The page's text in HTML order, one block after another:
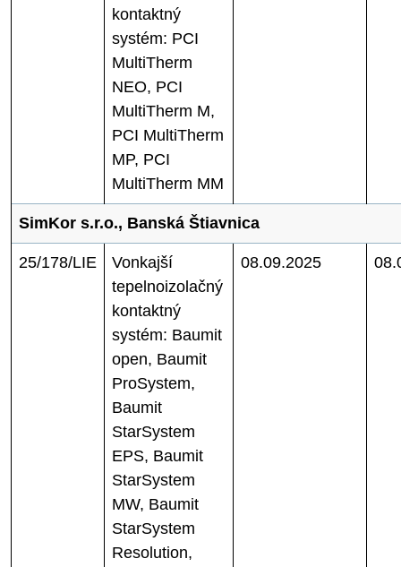
kontaktný
systém: PCI
MultiTherm
NEO, PCI
MultiTherm M,
PCI MultiTherm
MP, PCI
MultiTherm MM
SimKor s.r.o., Banská Štiavnica
25/178/LIE
Vonkajší
tepelnoizolačný
kontaktný
systém: Baumit
open, Baumit
ProSystem,
Baumit
StarSystem
EPS, Baumit
StarSystem
MW, Baumit
StarSystem
Resolution,
08.09.2025